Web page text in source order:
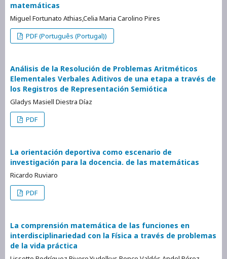
matemáticas
Miguel Fortunato Athias,Celia Maria Carolino Pires
PDF (Português (Portugal))
Análisis de la Resolución de Problemas Aritméticos
Elementales Verbales Aditivos de una etapa a través de
los Registros de Representación Semiótica
Gladys Masiell Diestra Díaz
PDF
La orientación deportiva como escenario de
investigación para la docencia. de las matemáticas
Ricardo Ruviaro
PDF
La comprensión matemática de las funciones en
interdisciplinariedad con la Física a través de problemas
de la vida práctica